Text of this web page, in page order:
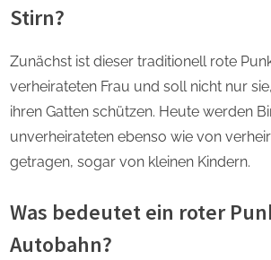
Stirn?
Zunächst ist dieser traditionell rote
verheirateten Frau und soll nicht nur
ihren Gatten schützen. Heute werden
unverheirateten ebenso wie von
getragen, sogar von kleinen Kindern.
Was bedeutet ein roter
Autobahn?